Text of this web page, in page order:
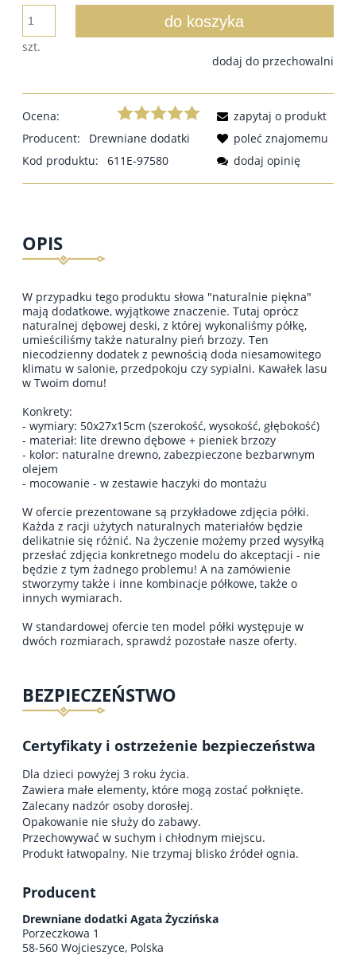
szt.
do koszyka
dodaj do przechowalni
Ocena:
Producent:
Drewniane dodatki
Kod produktu:
611E-97580
zapytaj o produkt
poleć znajomemu
dodaj opinię
OPIS
W przypadku tego produktu słowa "naturalnie piękna"
mają dodatkowe, wyjątkowe znaczenie. Tutaj oprócz
naturalnej dębowej deski, z której wykonaliśmy półkę,
umieściliśmy także naturalny pień brzozy. Ten
niecodzienny dodatek z pewnością doda niesamowitego
klimatu w salonie, przedpokoju czy sypialni. Kawałek lasu
w Twoim domu!
Konkrety:
- wymiary: 50x27x15cm (szerokość, wysokość, głębokość)
- materiał: lite drewno dębowe + pieniek brzozy
- kolor: naturalne drewno, zabezpieczone bezbarwnym
olejem
- mocowanie - w zestawie haczyki do montażu
W ofercie prezentowane są przykładowe zdjęcia półki.
Każda z racji użytych naturalnych materiałów będzie
delikatnie się różnić. Na życzenie możemy przed wysyłką
przesłać zdjęcia konkretnego modelu do akceptacji - nie
będzie z tym żadnego problemu! A na zamówienie
stworzymy także i inne kombinacje półkowe, także o
innych wymiarach.
W standardowej ofercie ten model półki występuje w
dwóch rozmiarach, sprawdź pozostałe nasze oferty.
BEZPIECZEŃSTWO
Certyfikaty i ostrzeżenie bezpieczeństwa
Dla dzieci powyżej 3 roku życia.
Zawiera małe elementy, które mogą zostać połknięte.
Zalecany nadzór osoby dorosłej.
Opakowanie nie służy do zabawy.
Przechowywać w suchym i chłodnym miejscu.
Produkt łatwopalny. Nie trzymaj blisko źródeł ognia.
Producent
Drewniane dodatki Agata Życzińska
Porzeczkowa 1
58-560 Wojcieszyce, Polska